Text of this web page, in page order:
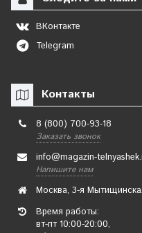
ВКонтакте
Telegram
Контакты
8 (800) 700-93-18
Заказать звонок
info@magazin-
Напишите нам
Москва, 3-я
Время работы:
вт-пт 10:00-20:00,